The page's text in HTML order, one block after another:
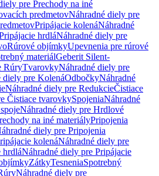
pre Prechody na iné
predmetovNáhradné diely pre
Pripájacie kolenáNáhradné
hrdláNáhradné diely pre
Rúrové objímkyUpevnenia pre rúrové
materiálGeberit Silent-
RúryTvarovkyNáhradné diely pre
diely pre KolenáOdbočkyNáhradné
Náhradné diely pre RedukcieČistiace
Čistiace tvarovkySpojeniaNáhradné
Náhradné diely pre Hrdlové
na iné materiályPripojenia
diely pre Pripojenia
kolenáNáhradné diely pre
hrdláNáhradné diely pre Pripájacie
ZátkyTesneniaSpotrebný
Náhradné diely pre